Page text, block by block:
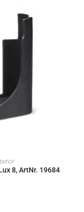
8, ArtNr. 19684